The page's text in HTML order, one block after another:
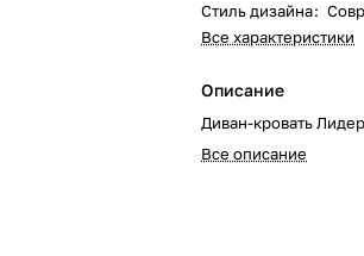
Стиль дизайна:
Все характеристики
Описание
Диван-кровать
Все описание